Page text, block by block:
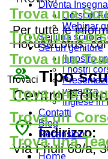
Diventa
Corsi di
Webinar
Sei una scuola
Sei un genitore
Il nostro
I nostri
vacanza
Inglese in
Contatti
Blog
Recensioni
Home
Trova una
Trova un
Trova una
Trovaci
Trova una
Trova un
Trova una
Per tutte le
Hocus&Lotus,
people_outline Tipo
Centro
place Indirizzo:
Via Friuli 68/a,